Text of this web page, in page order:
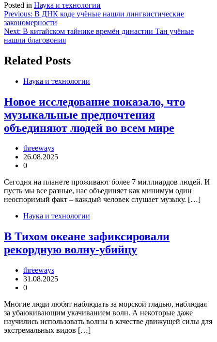
Posted in Наука и технологии
Навигация
по
записям
Previous: В ДНК коде учёные нашли лингвистические
закономерности
Next: В китайском тайнике времён династии Тан учёные
нашли благовония
Related Posts
Наука и технологии
Новое исследование показало, что
музыкальные предпочтения
объединяют людей во всем мире
threeways
26.08.2025
0
Сегодня на планете проживают более 7 миллиардов людей. И
пусть мы все разные, нас объединяет как минимум один
неоспоримый факт – каждый человек слушает музыку. […]
Наука и технологии
В Тихом океане зафиксировали
рекордную волну-убийцу
threeways
31.08.2025
0
Многие люди любят наблюдать за морской гладью, наблюдая
за убаюкивающим укачиванием волн. А некоторые даже
научились использовать волны в качестве движущей силы для
экстремальных видов […]